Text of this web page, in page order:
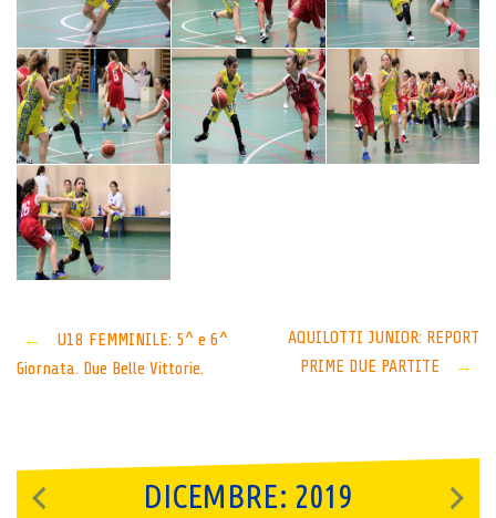
Post
←
U18 FEMMINILE: 5^ e 6^
Giornata. Due Belle Vittorie.
AQUILOTTI JUNIOR: REPORT
PRIME DUE PARTITE
→
DICEMBRE: 2019